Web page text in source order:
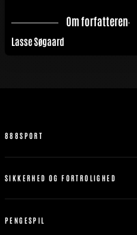
Om forfatteren
Lasse Søgaard
888SPORT
Om Os
Partner
SIKKERHED OG FORTROLIGHED
Privatlivspolitik
Ansvarligt Spil
PENGESPIL